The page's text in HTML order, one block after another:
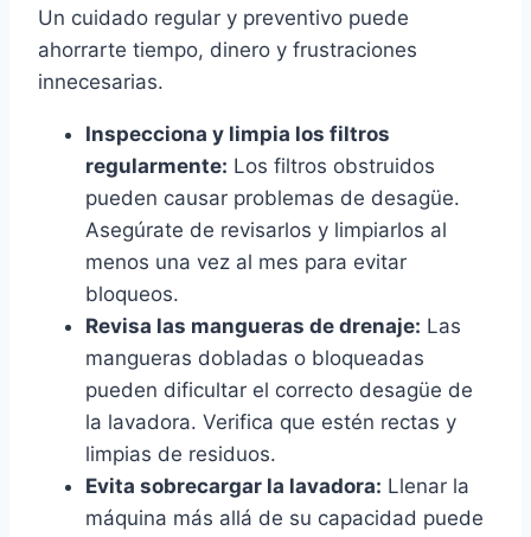
Un cuidado regular y preventivo puede
ahorrarte tiempo, dinero y frustraciones
innecesarias.
Inspecciona y limpia los filtros
regularmente: Los filtros obstruidos
pueden causar problemas de desagüe.
Asegúrate de revisarlos y limpiarlos al
menos una vez al mes para evitar
bloqueos.
Revisa las mangueras de drenaje: Las
mangueras dobladas o bloqueadas
pueden dificultar el correcto desagüe de
la lavadora. Verifica que estén rectas y
limpias de residuos.
Evita sobrecargar la lavadora: Llenar la
máquina más allá de su capacidad puede